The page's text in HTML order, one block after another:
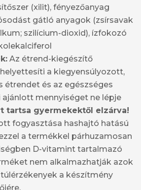
(xilit), fényezőanyag
gátló anyagok (zsírsavak
szilícium-dioxid), ízfokozó
Az étrend-kiegészítő
a kiegyensúlyozott,
étrendet és az egészséges
mennyiséget ne lépje
tartsa gyermekektől elzárva!
fogyasztása hashajtó hatású
a termékkel párhuzamosan
D-vitamint tartalmazó
nem alkalmazhatják azok
a készítmény